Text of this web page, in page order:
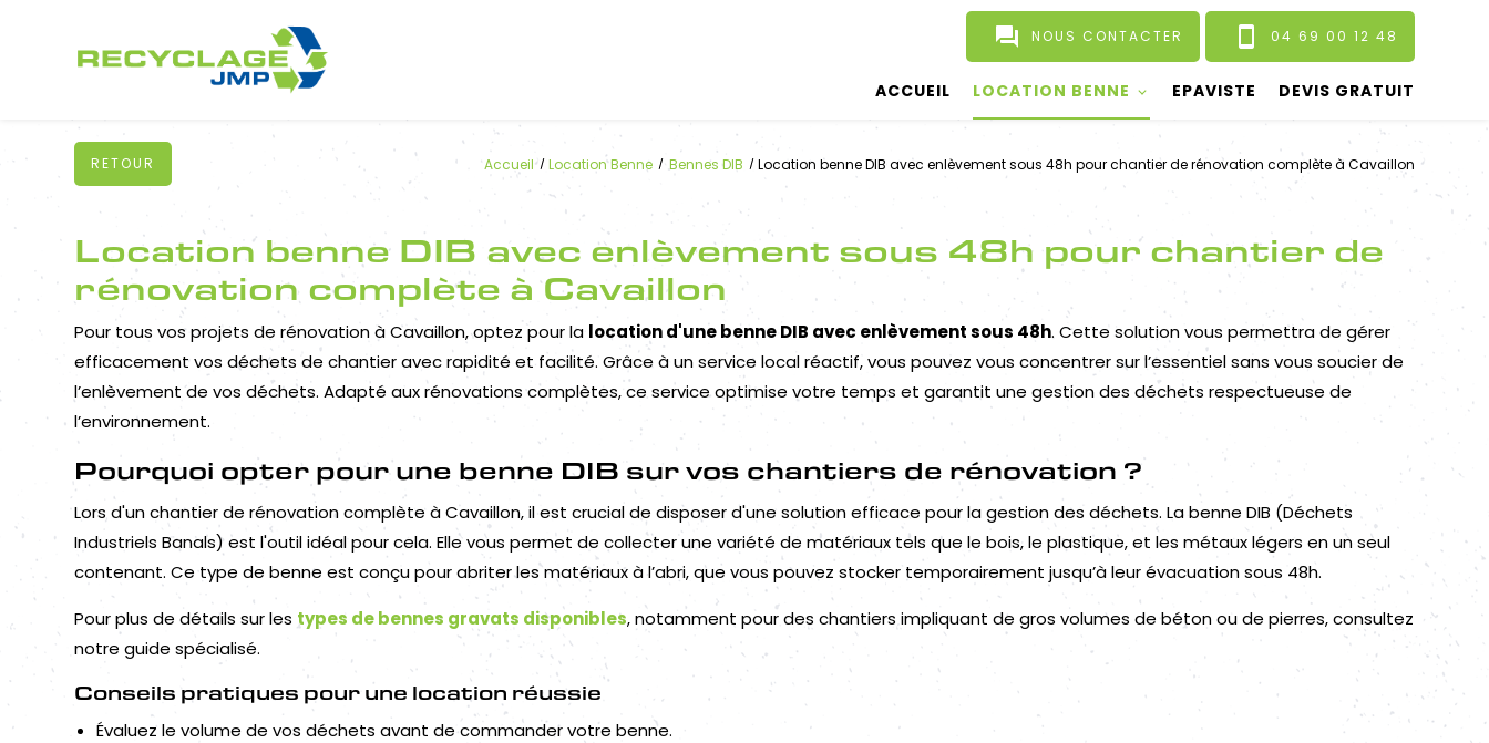
question_answer NOUS CONTACTER smartphone 04 69 00 12 48
ACCUEIL LOCATION BENNE EPAVISTE DEVIS GRATUIT
Accueil Location Benne Bennes DIB Location benne DIB avec enlèvement sous 48h pour chantier de rénovation complète à Cavaillon
RETOUR
Location benne DIB avec enlèvement sous 48h pour chantier de
rénovation complète à Cavaillon
Pour tous vos projets de rénovation à Cavaillon, optez pour la location d'une benne DIB avec enlèvement sous 48h. Cette solution vous permettra de gérer
efficacement vos déchets de chantier avec rapidité et facilité. Grâce à un service local réactif, vous pouvez vous concentrer sur l’essentiel sans vous soucier de
l’enlèvement de vos déchets. Adapté aux rénovations complètes, ce service optimise votre temps et garantit une gestion des déchets respectueuse de
l’environnement.
Pourquoi opter pour une benne DIB sur vos chantiers de rénovation ?
Lors d'un chantier de rénovation complète à Cavaillon, il est crucial de disposer d'une solution efficace pour la gestion des déchets. La benne DIB (Déchets
Industriels Banals) est l'outil idéal pour cela. Elle vous permet de collecter une variété de matériaux tels que le bois, le plastique, et les métaux légers en un seul
contenant. Ce type de benne est conçu pour abriter les matériaux à l’abri, que vous pouvez stocker temporairement jusqu’à leur évacuation sous 48h.
Pour plus de détails sur les types de bennes gravats disponibles, notamment pour des chantiers impliquant de gros volumes de béton ou de pierres, consultez
notre guide spécialisé.
Conseils pratiques pour une location réussie
Évaluez le volume de vos déchets avant de commander votre benne.